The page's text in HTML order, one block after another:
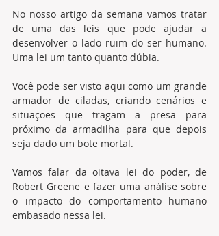
No nosso artigo da semana vamos tratar
de uma das leis que pode ajudar a
desenvolver o lado ruim do ser humano.
Uma lei um tanto quanto dúbia.
Você pode ser visto aqui como um grande
armador de ciladas, criando cenários e
situações que tragam a presa para
próximo da armadilha para que depois
seja dado um bote mortal.
Vamos falar da oitava lei do poder, de
Robert Greene e fazer uma análise sobre
o impacto do comportamento humano
embasado nessa lei.